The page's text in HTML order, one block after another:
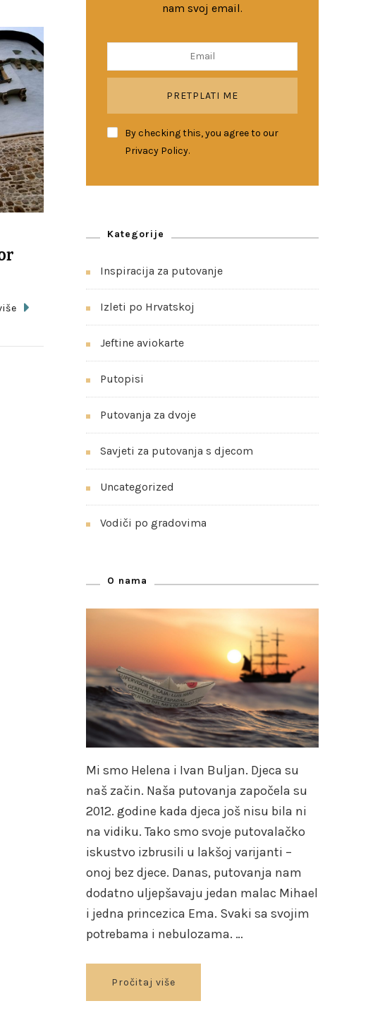
nam svoj email.
By checking this, you agree to our
Privacy Policy.
Kategorije
Inspiracija za putovanje
Izleti po Hrvatskoj
Jeftine aviokarte
Putopisi
Putovanja za dvoje
Savjeti za putovanja s djecom
Uncategorized
Vodiči po gradovima
O nama
Mi smo Helena i Ivan Buljan. Djeca su
naš začin. Naša putovanja započela su
2012. godine kada djeca još nisu bila ni
na vidiku. Tako smo svoje putovalačko
iskustvo izbrusili u lakšoj varijanti –
onoj bez djece. Danas, putovanja nam
dodatno uljepšavaju jedan malac Mihael
i jedna princezica Ema. Svaki sa svojim
potrebama i nebulozama. …
Pročitaj više